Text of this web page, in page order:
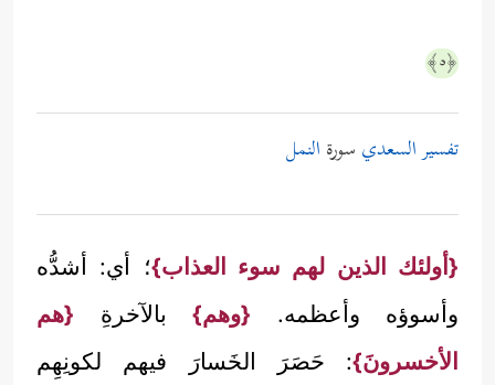
﴿٥﴾
تفسير السعدي سورة النمل
{أولئك الذين لهم سوء العذاب}؛ أي: أشدُّه
وأسوؤه وأعظمه. {وهم} بالآخرةِ {هم
الأخسرونَ}: حَصَرَ الخَسارَ فيهم لكونِهِم